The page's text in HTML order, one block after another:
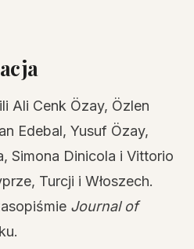
Ali Cenk Özay, Özlen
Edebal, Yusuf Özay,
Simona Dinicola i Vittorio
Turcji i Włoszech.
Journal of